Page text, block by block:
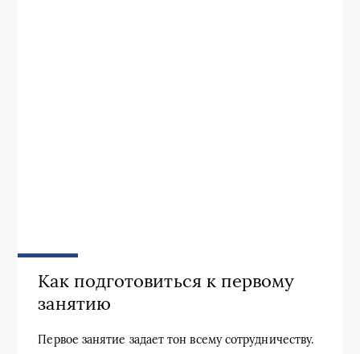
Как подготовиться к первому
занятию
Первое занятие задает тон всему сотрудничеству.